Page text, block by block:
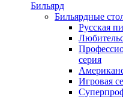
Бильярд
Бильярдные
Русская
серия
Игровая